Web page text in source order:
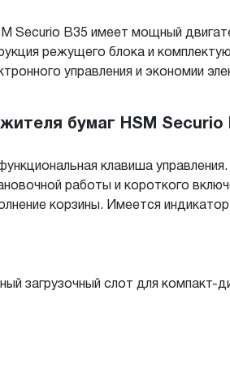
Securio B35 имеет мощный
режущего блока и
управления и экономии
бумаг HSM Securio
клавиша
работы и короткого
корзины. Имеется
загрузочный слот для компакт-